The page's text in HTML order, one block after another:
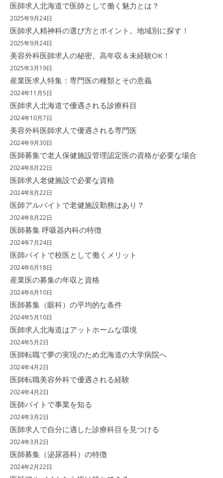
医師求人北海道で医師として働く魅力とは？
2025年9月24日
医師求人精神科の選び方とポイント。地域別に探す！
2025年9月24日
美容外科医師求人の秘密。高年収＆未経験OK！
2025年3月19日
産業医求人特集：専門医の種類とその意義
2024年11月5日
医師求人北海道で優遇される診療科目
2024年10月7日
美容外科医師求人で優遇される専門医
2024年9月30日
医師募集で老人保健施設管理認定医の資格が必要な場合
2024年8月22日
医師求人老健施設で必要な資格
2024年8月22日
医師アルバイトで老健施設勤務はあり？
2024年8月22日
医師募集 呼吸器内科の特徴
2024年7月24日
医師バイトで校医として働くメリット
2024年6月18日
産業医の募集の年収と資格
2024年6月10日
医師募集（眼科）の平均的な条件
2024年5月10日
医師求人北海道はアットホームな環境
2024年5月2日
医師転職で夢の実現のため北海道の大学病院へ
2024年4月2日
医師転職美容外科で優遇される経験
2024年4月2日
医師バイトで事業を知る
2024年3月2日
医師求人で自分に適した診療科目を見つける
2024年3月2日
医師募集（泌尿器科）の特徴
2024年2月22日